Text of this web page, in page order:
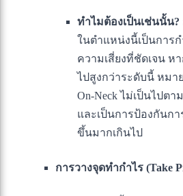
ทำไมต้องเป็นเช่นนั้น?
ในตำแหน่งนี้เป็นการ
ความเสี่ยงที่ชัดเจน ห
ไปสูงกว่าระดับนี้ หมา
On-Neck ไม่เป็นไปต
และเป็นการป้องกันก
ขึ้นมากเกินไป
การวางจุดทำกำไร (Take